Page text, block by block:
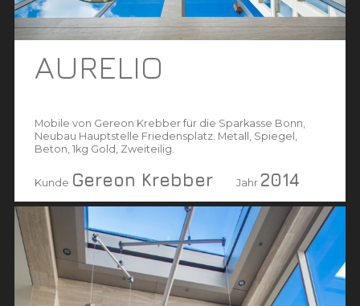
AURELIO
Mobile von Gereon Krebber für die Sparkasse Bonn,
Neubau Hauptstelle Friedensplatz. Metall, Spiegel,
Beton, 1kg Gold, Zweiteilig.
Kunde Gereon Krebber Jahr 2014